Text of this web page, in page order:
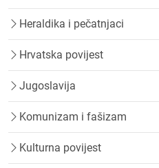
Heraldika i pečatnjaci
Hrvatska povijest
Jugoslavija
Komunizam i fašizam
Kulturna povijest